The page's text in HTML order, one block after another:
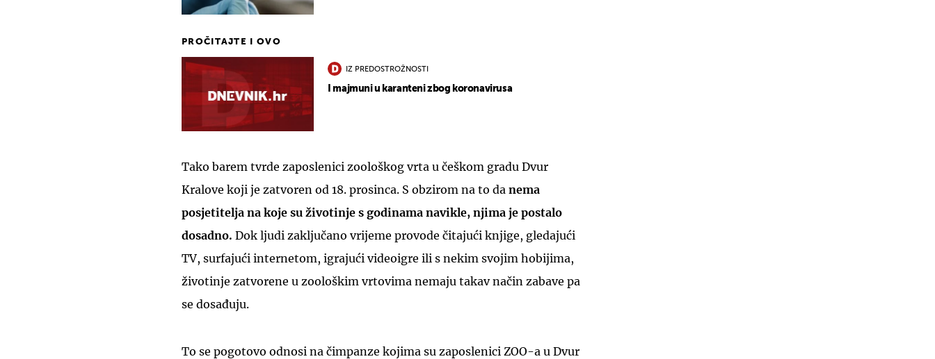
PROČITAJTE I OVO
IZ PREDOSTROŽNOSTI
I majmuni u karanteni zbog koronavirusa
Tako barem tvrde zaposlenici zoološkog vrta u češkom gradu Dvur
Kralove koji je zatvoren od 18. prosinca. S obzirom na to da nema
posjetitelja na koje su životinje s godinama navikle, njima je postalo
dosadno. Dok ljudi zaključano vrijeme provode čitajući knjige, gledajući
TV, surfajući internetom, igrajući videoigre ili s nekim svojim hobijima,
životinje zatvorene u zoološkim vrtovima nemaju takav način zabave pa
se dosađuju.
To se pogotovo odnosi na čimpanze kojima su zaposlenici ZOO-a u Dvur